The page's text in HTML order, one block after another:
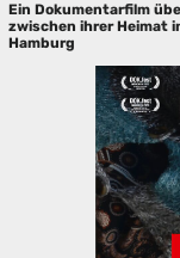
Ein Dokumentarfilm
zwischen ihrer Heimat
Hamburg